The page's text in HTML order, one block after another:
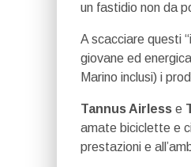
un fastidio non da
A scacciare questi
giovane ed
Marino inclusi) i
Tannus Airless e
amate biciclette e
prestazioni e